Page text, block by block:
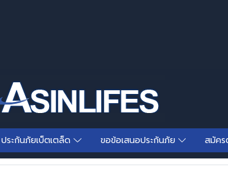
ประกันภัยเบ็ตเตล็ด ขอข้อเสนอประกันภัย สมัคร